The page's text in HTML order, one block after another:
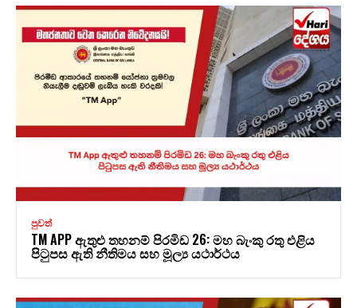
පුවත්
TM APP ඇතුළු තහනම් පිරමිඩ 26: මහ බැංකු රතු එළිය
පිටුපස ඇති නීතිමය සහ මූල්‍ය යථාර්ථය